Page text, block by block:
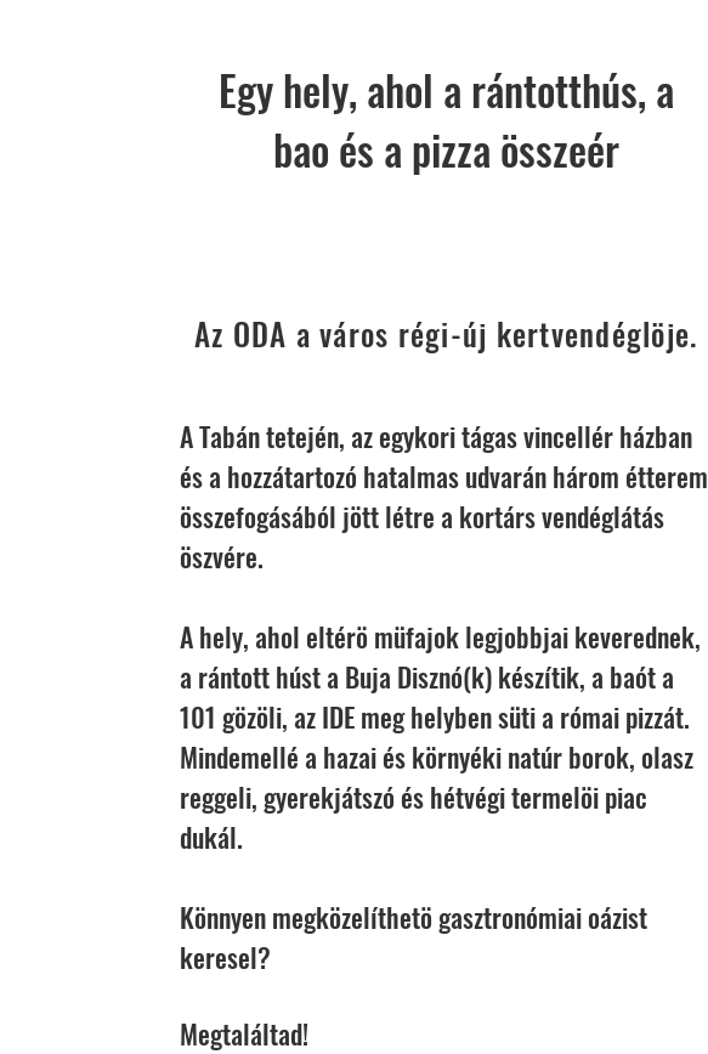
Egy hely, ahol a rántotthús, a
bao és a pizza összeér
Az ODA a város régi-új kertvendéglöje.
A Tabán tetején, az egykori tágas vincellér házban
és a hozzátartozó hatalmas udvarán három étterem
összefogásából jött létre a kortárs vendéglátás
öszvére.
A hely, ahol eltérö müfajok legjobbjai keverednek,
a rántott húst a Buja Disznó(k) készítik, a baót a
101 gözöli, az IDE meg helyben süti a római pizzát.
Mindemellé a hazai és környéki natúr borok, olasz
reggeli, gyerekjátszó és hétvégi termelöi piac
dukál.
Könnyen megközelíthetö gasztronómiai oázist
keresel?
Megtaláltad!